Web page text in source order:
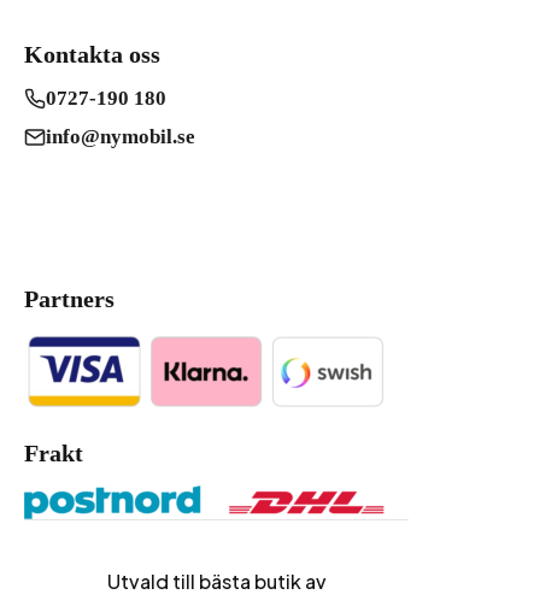
Kontakta oss
0727-190 180
info@nymobil.se
Partners
Frakt
Utvald till bästa butik av